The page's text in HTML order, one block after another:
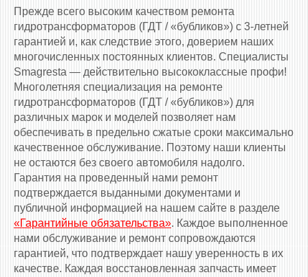
Прежде всего высоким качеством ремонта
гидротрансформаторов (ГДТ / «бубликов») с 3-летней
гарантией и, как следствие этого, доверием наших
многочисленных постоянных клиентов. Специалисты
Smagresta — действительно высококлассные профи!
Многолетняя специализация на ремонте
гидротрансформаторов (ГДТ / «бубликов») для
различных марок и моделей позволяет нам
обеспечивать в предельно сжатые сроки максимально
качественное обслуживание. Поэтому наши клиенты
не остаются без своего автомобиля надолго.
Гарантия на проведенный нами ремонт
подтверждается выданными документами и
публичной информацией на нашем сайте в разделе
«Гарантийные обязательства». Каждое выполненное
нами обслуживание и ремонт сопровождаются
гарантией, что подтверждает нашу уверенность в их
качестве. Каждая восстановленная запчасть имеет